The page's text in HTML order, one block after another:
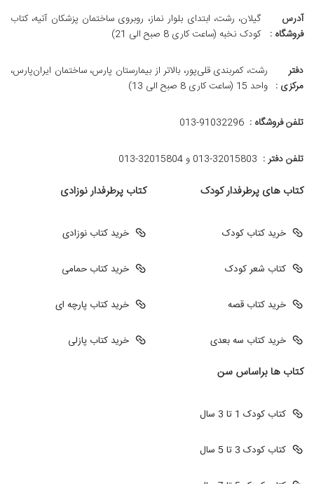
آدرس
فروشگاه :
گیلان، رشت، ابتدای بلوار نماز، روبروی ساختمان پزشکان آتیه، کتاب
کودک نخبه (ساعت کاری 8 صبح الی 21)
دفتر
مرکزی :
رشت، کمربندی قلی‌پور، بالاتر از بیمارستان پارس، ساختمان ایران‌پارس،
واحد 15 (ساعت کاری 8 صبح الی 13)
تلفن فروشگاه : 013-91032296
تلفن دفتر : 013-32015803 و 32015804-013
کتاب های پرطرفدار کودک
خرید کتاب کودک
کتاب شعر کودک
خرید کتاب قصه
خرید کتاب سه بعدی
کتاب پرطرفدار نوزادی
خرید کتاب نوزادی
خرید کتاب حمامی
خرید کتاب پارچه ای
خرید کتاب پازلی
کتاب ها براساس سن
کتاب کودک 1 تا 3 سال
کتاب کودک 3 تا 5 سال